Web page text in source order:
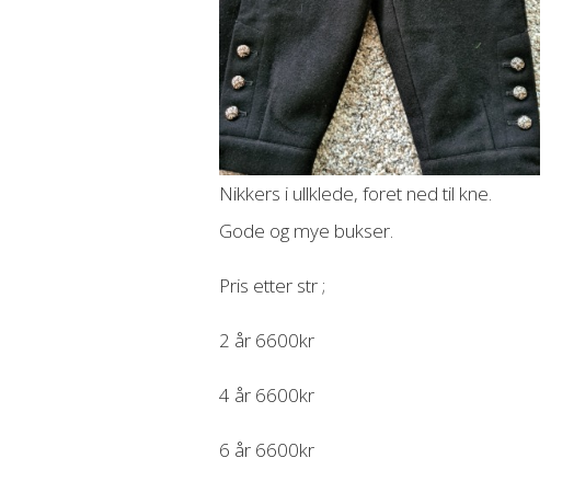
Nikkers i ullklede, foret ned til kne.
Gode og mye bukser.
Pris etter str ;
2 år 6600kr
4 år 6600kr
6 år 6600kr